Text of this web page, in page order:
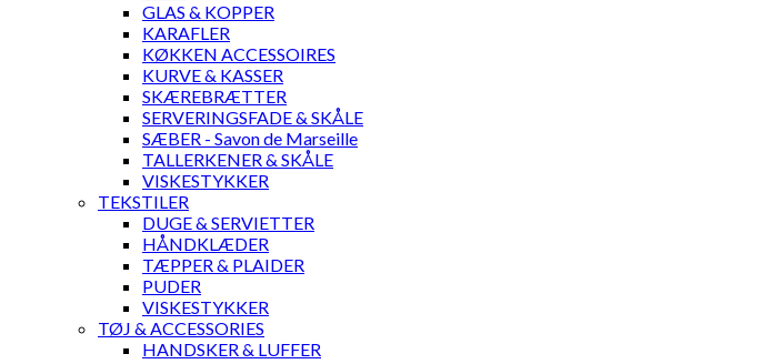
GLAS & KOPPER
KARAFLER
KØKKEN ACCESSOIRES
KURVE & KASSER
SKÆREBRÆTTER
SERVERINGSFADE & SKÅLE
SÆBER - Savon de Marseille
TALLERKENER & SKÅLE
VISKESTYKKER
TEKSTILER
DUGE & SERVIETTER
HÅNDKLÆDER
TÆPPER & PLAIDER
PUDER
VISKESTYKKER
TØJ & ACCESSORIES
HANDSKER & LUFFER